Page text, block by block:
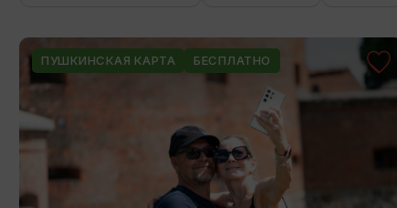
ПУШКИНСКАЯ КАРТА БЕСПЛАТНО